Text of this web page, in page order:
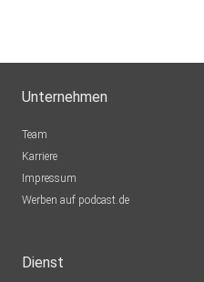
Unternehmen
Team
Karriere
Impressum
Werben auf podcast.de
Dienst